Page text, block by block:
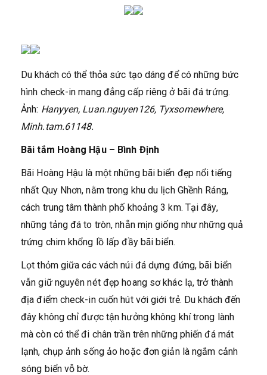
Du khách có thể thỏa sức tạo dáng để có những bức
hình check-in mang đẳng cấp riêng ở bãi đá trứng.
Ảnh: Hanyyen, Luan.nguyen126, Tyxsomewhere,
Minh.tam.61148.
Bãi tắm Hoàng Hậu – Bình Định
Bãi Hoàng Hậu là một những bãi biển đẹp nổi tiếng
nhất Quy Nhơn, nằm trong khu du lịch Ghềnh Ráng,
cách trung tâm thành phố khoảng 3 km. Tại đây,
những tảng đá to tròn, nhẵn mịn giống như những quả
trứng chim khổng lồ lấp đầy bãi biển.
Lọt thỏm giữa các vách núi đá dựng đứng, bãi biển
vẫn giữ nguyên nét đẹp hoang sơ khác lạ, trở thành
địa điểm check-in cuốn hút với giới trẻ. Du khách đến
đây không chỉ được tận hưởng không khí trong lành
mà còn có thể đi chân trần trên những phiến đá mát
lạnh, chụp ảnh sống ảo hoặc đơn giản là ngắm cảnh
sóng biển vỗ bờ.